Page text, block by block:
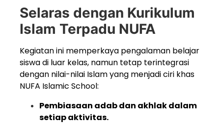
Selaras dengan Kurikulum
Islam Terpadu NUFA
Kegiatan ini memperkaya pengalaman belajar
siswa di luar kelas, namun tetap terintegrasi
dengan nilai-nilai Islam yang menjadi ciri khas
NUFA Islamic School:
Pembiasaan adab dan akhlak dalam
setiap aktivitas.